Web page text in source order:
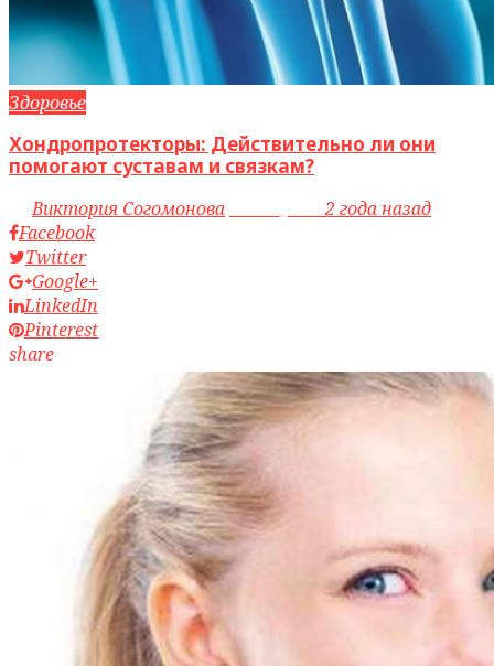
Здоровье
Хондропротекторы: Действительно ли они
помогают суставам и связкам?
byВиктория Согомонова access_time2 года назад
Facebook
Twitter
Google+
LinkedIn
Pinterest
share